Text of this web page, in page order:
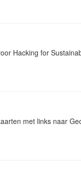
Hacking for
met links naar